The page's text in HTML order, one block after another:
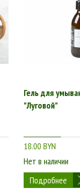
Гель для
"Луговой"
18.00 BYN
Нет в наличии
Подробнее